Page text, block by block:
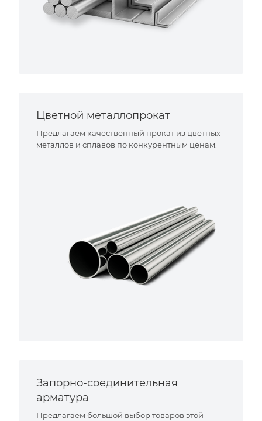
Цветной металлопрокат
Предлагаем качественный прокат из цветных
металлов и сплавов по конкурентным ценам.
Запорно-соединительная
арматура
Предлагаем большой выбор товаров этой